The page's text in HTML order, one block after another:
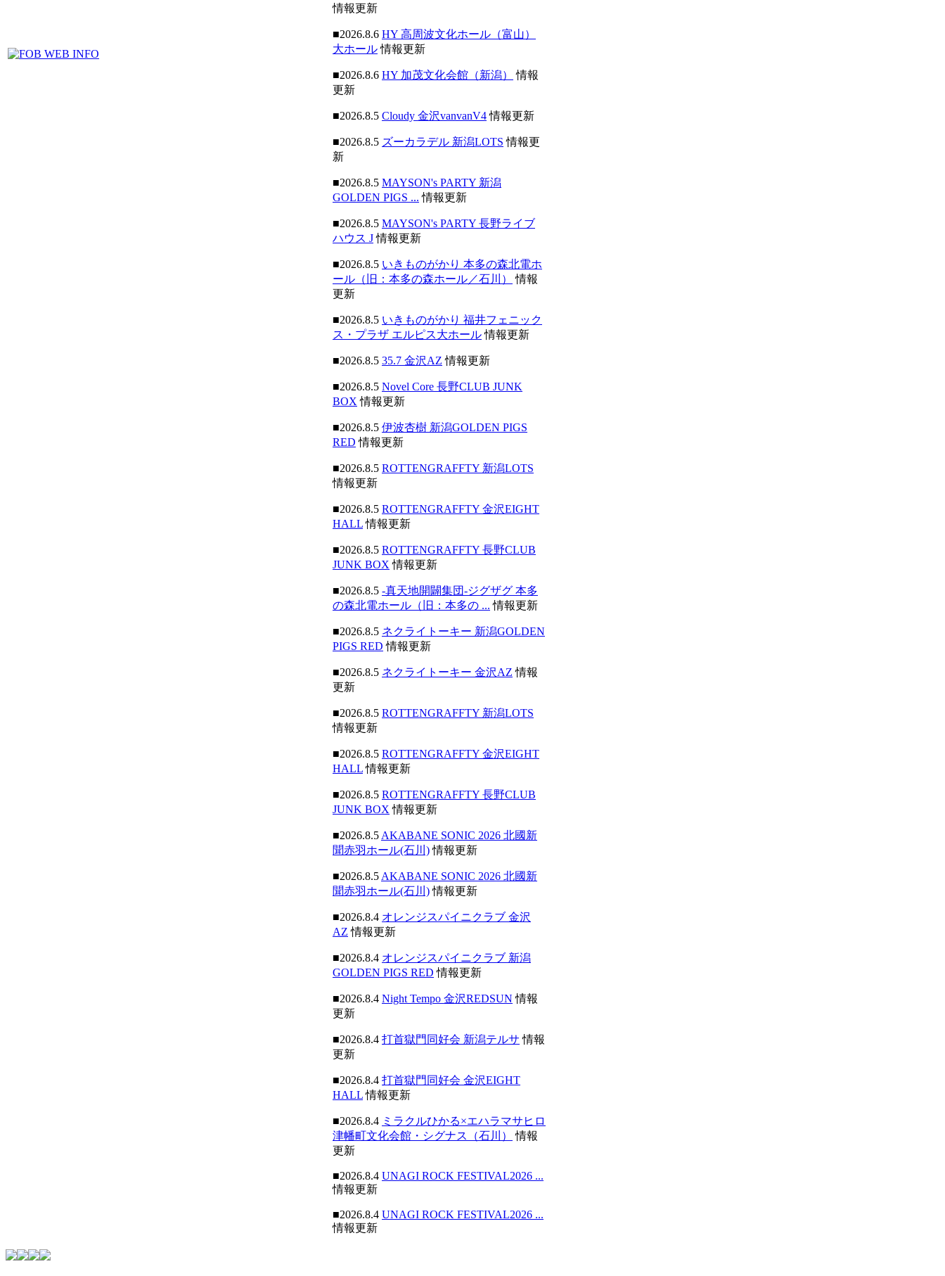
情報更新
■2026.8.6 HY 高周波文化ホール（富山）
大ホール情報更新
■2026.8.6 HY 加茂文化会館（新潟）
情報
更新
■2026.8.5 Cloudy 金沢vanvanV4情報更新
■2026.8.5 ズーカラデル 新潟LOTS 情報更
新
■2026.8.5 MAYSON's PARTY 新潟
GOLDEN PIGS ... 情報更新
■2026.8.5 MAYSON's PARTY 長野ライブ
ハウス J情報更新
■2026.8.5 いきものがかり 本多の森北電ホ
ール（旧：本多の森ホール／石川）
情報
更新
■2026.8.5 いきものがかり 福井フェニック
ス・プラザ エルピス大ホール情報更新
■2026.8.5 35.7 金沢AZ 情報更新
■2026.8.5 Novel Core 長野CLUB JUNK
BOX 情報更新
■2026.8.5 伊波杏樹 新潟GOLDEN PIGS
RED 情報更新
■2026.8.5 ROTTENGRAFFTY 新潟LOTS
情報更新
■2026.8.5 ROTTENGRAFFTY 金沢EIGHT
HALL情報更新
■2026.8.5 ROTTENGRAFFTY 長野CLUB
JUNK BOX 情報更新
■2026.8.5 -真天地開闢集団-ジグザグ 本多
の森北電ホール（旧：本多の ... 情報更新
■2026.8.5 ネクライトーキー 新潟GOLDEN
PIGS RED 情報更新
■2026.8.5 ネクライトーキー 金沢AZ 情報
更新
■2026.8.5 ROTTENGRAFFTY 新潟LOTS
情報更新
■2026.8.5 ROTTENGRAFFTY 金沢EIGHT
HALL情報更新
■2026.8.5 ROTTENGRAFFTY 長野CLUB
JUNK BOX 情報更新
■2026.8.5 AKABANE SONIC 2026 北國新
聞赤羽ホール(石川)情報更新
■2026.8.5 AKABANE SONIC 2026 北國新
聞赤羽ホール(石川)情報更新
■2026.8.4 オレンジスパイニクラブ 金沢
AZ 情報更新
■2026.8.4 オレンジスパイニクラブ 新潟
GOLDEN PIGS RED 情報更新
■2026.8.4 Night Tempo 金沢REDSUN 情報
更新
■2026.8.4 打首獄門同好会 新潟テルサ 情報
更新
■2026.8.4 打首獄門同好会 金沢EIGHT
HALL情報更新
■2026.8.4 ミラクルひかる×エハラマサヒロ
津幡町文化会館・シグナス（石川）
情報
更新
■2026.8.4 UNAGI ROCK FESTIVAL2026 ...
情報更新
■2026.8.4 UNAGI ROCK FESTIVAL2026 ...
情報更新